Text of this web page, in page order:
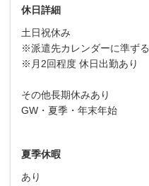
休日詳細
土日祝休み
※派遣先カレンダーに準ずる
※月2回程度 休日出勤あり
その他長期休みあり
GW・夏季・年末年始
夏季休暇
あり